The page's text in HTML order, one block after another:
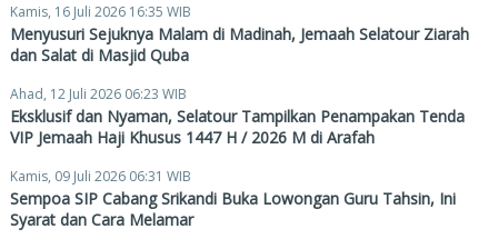
Kamis, 16 Juli 2026 16:35 WIB
Menyusuri Sejuknya Malam di Madinah, Jemaah Selatour Ziarah
dan Salat di Masjid Quba
Ahad, 12 Juli 2026 06:23 WIB
Eksklusif dan Nyaman, Selatour Tampilkan Penampakan Tenda
VIP Jemaah Haji Khusus 1447 H / 2026 M di Arafah
Kamis, 09 Juli 2026 06:31 WIB
Sempoa SIP Cabang Srikandi Buka Lowongan Guru Tahsin, Ini
Syarat dan Cara Melamar